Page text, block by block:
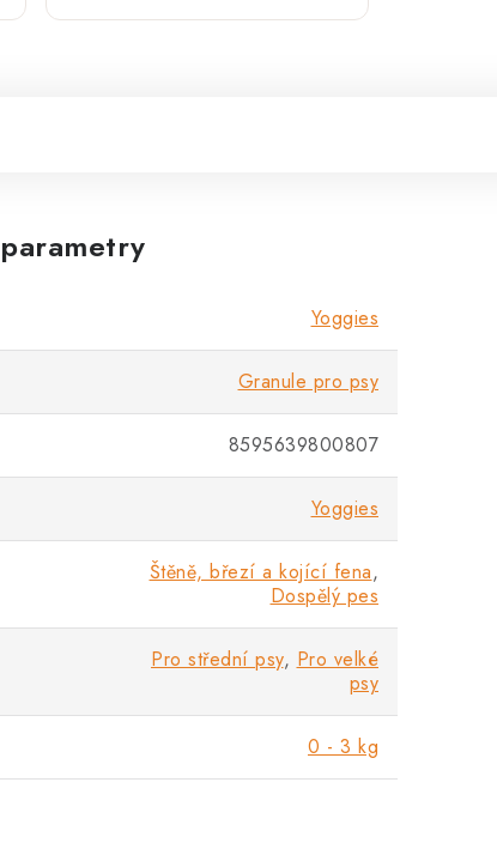
Yoggies
Granule pro psy
8595639800807
Yoggies
Štěně, březí a kojící fena,
Dospělý pes
Pro střední psy, Pro velké
psy
0 - 3 kg